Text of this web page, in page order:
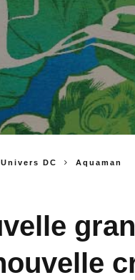
Univers DC Aquaman